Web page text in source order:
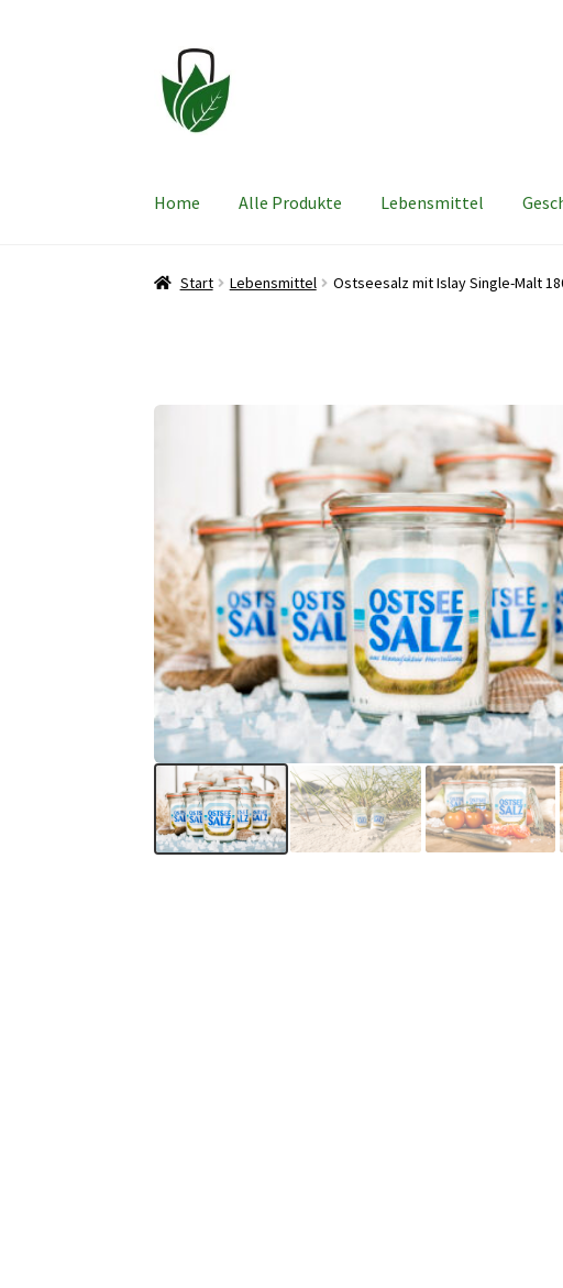
Zur
Navigation
springen
Zum
Inhalt
springen
Home Alle Produkte Lebensmittel
Start Lebensmittel Ostseesalz mit Islay Single-Malt